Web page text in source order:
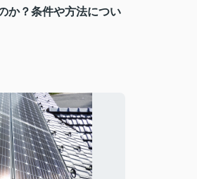
か？条件や方法につい